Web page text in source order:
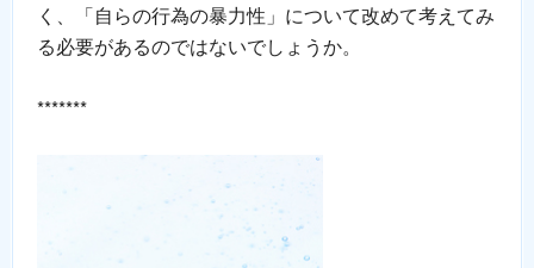
く、「自らの行為の暴力性」について改めて考えてみ
る必要があるのではないでしょうか。
*******